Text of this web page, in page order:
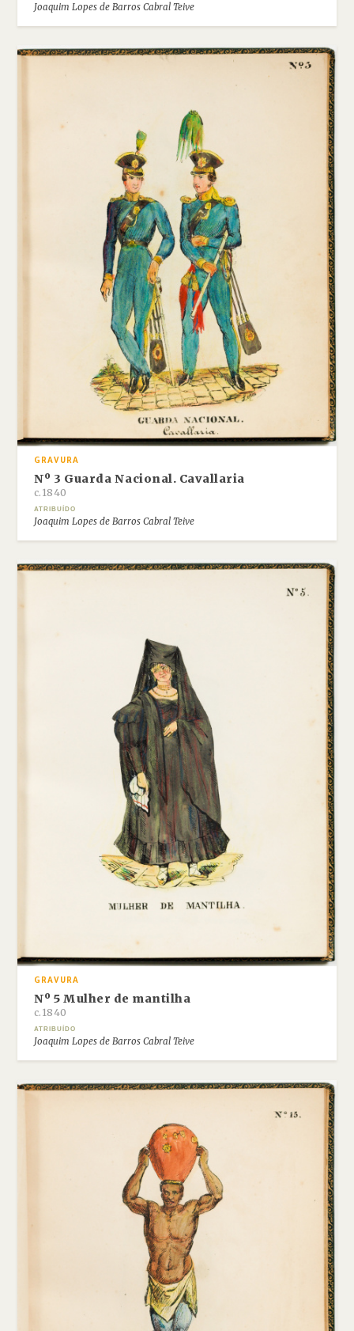
Joaquim Lopes de Barros Cabral Teive
GRAVURA
Nº 3 Guarda Nacional. Cavallaria
c.1840
ATRIBUÍDO
Joaquim Lopes de Barros Cabral Teive
GRAVURA
Nº 5 Mulher de mantilha
c.1840
ATRIBUÍDO
Joaquim Lopes de Barros Cabral Teive